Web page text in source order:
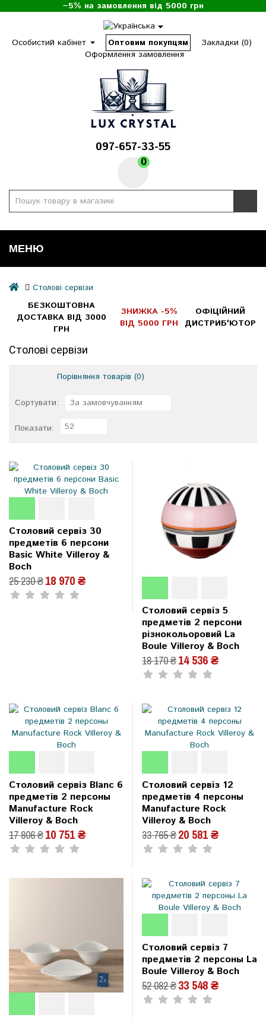
−5% на замовлення від 5000 грн
Особистий кабінет Оптовим покупцям
Закладки (0)
Оформлення замовлення
097-657-33-55
0
МЕНЮ
Столові сервізи
БЕЗКОШТОВНА
ДОСТАВКА ВІД 3000
ГРН
ЗНИЖКА -5%
ВІД 5000 ГРН
ОФІЦІЙНИЙ
ДИСТРИБ'ЮТОР
Столові сервізи
Порівняння товарів (0)
Сортувати: За замовчуванням
Показати: 52
Столовий сервіз 30
предметів 6 персони
Basic White Villeroy &
Boch
25 230 ₴18 970 ₴
Столовий сервіз 5
предметів 2 персони
різнокольоровий La
Boule Villeroy & Boch
18 170 ₴14 536 ₴
Столовий сервіз Blanc 6
предметів 2 персоны
Manufacture Rock
Villeroy & Boch
17 806 ₴10 751 ₴
Столовий сервіз 12
предметів 4 персоны
Manufacture Rock
Villeroy & Boch
33 765 ₴20 581 ₴
Столовий сервіз 7
предметів 2 персоны La
Boule Villeroy & Boch
52 082 ₴33 548 ₴